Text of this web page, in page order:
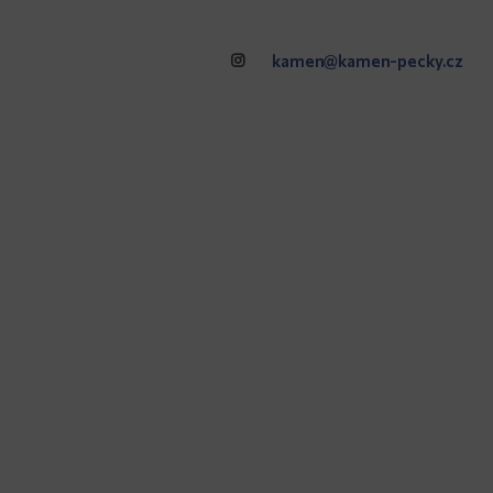
kamen@kamen-pecky.cz